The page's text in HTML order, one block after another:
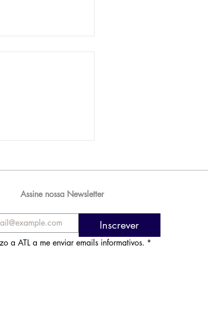
Assine nossa Newsletter
Inscrever
a ATL a me enviar emails informativos. *